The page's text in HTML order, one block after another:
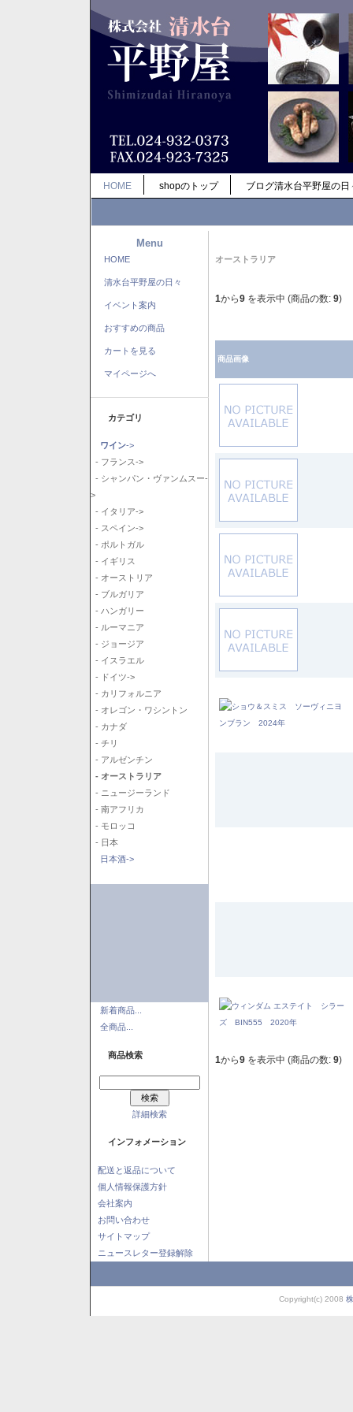
HOME shopのトップ ブログ清水台平野屋の日
Menu
HOME
清水台平野屋の日々
イベント案内
おすすめの商品
カートを見る
マイページへ
カテゴリ
ワイン->
- フランス->
- シャンパン・ヴァンムスー-
>
- イタリア->
- スペイン->
- ポルトガル
- イギリス
- オーストリア
- ブルガリア
- ハンガリー
- ルーマニア
- ジョージア
- イスラエル
- ドイツ->
- カリフォルニア
- オレゴン・ワシントン
- カナダ
- チリ
- アルゼンチン
- オーストラリア
- ニュージーランド
- 南アフリカ
- モロッコ
- 日本
日本酒->
新着商品...
全商品...
商品検索
詳細検索
インフォメーション
配送と返品について
個人情報保護方針
会社案内
お問い合わせ
サイトマップ
ニュースレター登録解除
オーストラリア
1から9 を表示中 (商品の数: 9)
商品画像
1から9 を表示中 (商品の数: 9)
Copyright(c) 2008